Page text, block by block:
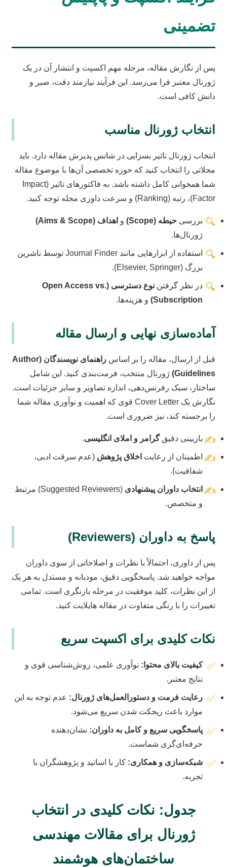
تضمینی
پس از نگارش مقاله، مرحله مهم اکسپت و انتشار آن در یک
ژورنال معتبر فرا می‌رسد. این فرآیند نیازمند دقت، صبر و
دانش کافی است.
انتخاب ژورنال مناسب
انتخاب ژورنال تاثیر بسزایی در شانس پذیرش مقاله دارد. باید
مجلاتی را انتخاب کنید که حوزه تخصصی آن‌ها با موضوع مقاله
شما همخوانی کامل داشته باشد. به فاکتورهای تاثیر (Impact
Factor)، رتبه (Ranking) و سرعت داوری مجله توجه کنید.
🔍 بررسی حیطه (Scope) و اهداف (Aims & Scope)
ژورنال‌ها.
🔍
استفاده از ابزارهایی مانند Journal Finder توسط ناشرین
بزرگ (Elsevier, Springer).
🔍 در نظر گرفتن
نوع دسترسی (Open Access vs.
Subscription) و هزینه‌ها.
آماده‌سازی نهایی و ارسال مقاله
قبل از ارسال، مقاله را بر اساس
راهنمای نویسندگان (Author
Guidelines) ژورنال منتخب، فرمت‌بندی کنید. این شامل
ساختار، سبک رفرنس‌دهی، اندازه تصاویر و سایر جزئیات است.
نگارش یک Cover Letter قوی که اهمیت و نوآوری مقاله شما
را برجسته کند، نیز ضروری است.
✍️ بازبینی دقیقگرامر و املای انگلیسی.
✍️ اطمینان از رعایت اخلاق پژوهش (عدم سرقت ادبی،
شفافیت).
✍️ انتخاب داوران پیشنهادی
(Suggested Reviewers) مرتبط
و متخصص.
پاسخ به داوران (Reviewers)
پس از داوری، احتمالاً با نظرات و اصلاحاتی از سوی داوران
مواجه خواهید شد. پاسخگویی دقیق، مودبانه و مستدل به هر یک
از این نظرات، کلید موفقیت در مرحله بازنگری است. تمامی
تغییرات را با رنگی متفاوت در مقاله هایلایت کنید.
نکات کلیدی برای اکسپت سریع
✅ کیفیت بالای محتوا: نوآوری علمی، روش‌شناسی قوی و
نتایج معتبر.
✅ رعایت فرمت و دستورالعمل‌های ژورنال: عدم توجه به این
موارد باعث ریجکت شدن سریع می‌شود.
✅ پاسخگویی سریع و کامل به داوران: نشان‌دهنده
حرفه‌ای‌گری شماست.
✅ شبکه‌سازی و همکاری: کار با اساتید و پژوهشگران با
تجربه.
جدول: نکات کلیدی در انتخاب
ژورنال برای مقالات مهندسی
ساختمان‌های هوشمند